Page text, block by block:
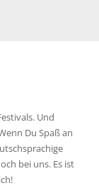
Und
Du Spaß an
bei uns. Es ist